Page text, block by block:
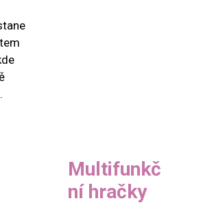
Multifunkč
ní hračky